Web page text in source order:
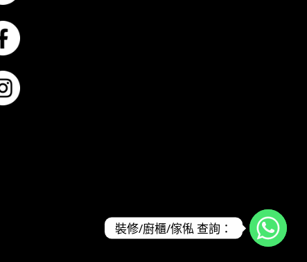
裝修/廚櫃/傢俬 查詢：